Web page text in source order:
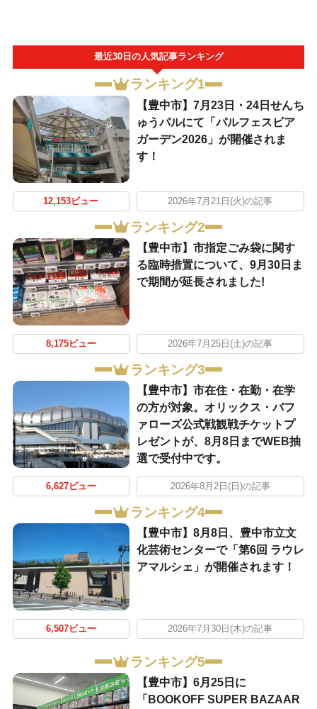
最近30日の人気記事ランキング
ランキング1
【豊中市】7月23日・24日せんち
ゅうパルにて「パルフェスビア
ガーデン2026」が開催されま
す！
12,153ビュー 2026年7月21日(火)の記事
ランキング2
【豊中市】市指定ごみ袋に関す
る臨時措置について、9月30日ま
で期間が延長されました!
8,175ビュー 2026年7月25日(土)の記事
ランキング3
【豊中市】市在住・在勤・在学
の方が対象。オリックス・バフ
ァローズ公式戦観戦チケットプ
レゼントが、8月8日までWEB抽
選で受付中です。
6,627ビュー 2026年8月2日(日)の記事
ランキング4
【豊中市】8月8日、豊中市立文
化芸術センターで「第6回 ラウレ
アマルシェ」が開催されます！
6,507ビュー 2026年7月30日(木)の記事
ランキング5
【豊中市】6月25日に
「BOOKOFF SUPER BAZAAR